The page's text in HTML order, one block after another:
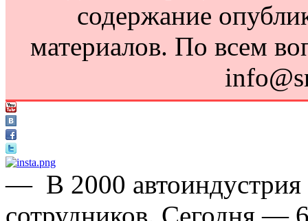
содержание
материалов. По всем
— В 2000